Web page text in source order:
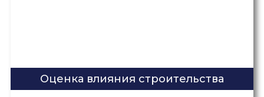
Оценка влияния строительства